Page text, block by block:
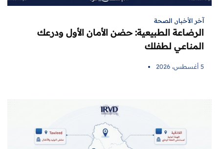
آخر الأخبار, الصحة
الرضاعة الطبيعية: حضن الأمان الأول ودرعك
المناعي لطفلك
5 أغسطس، 2026